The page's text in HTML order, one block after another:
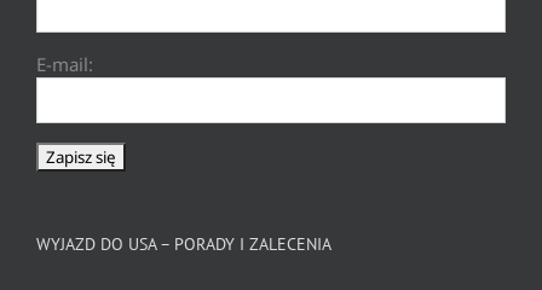
E-mail:
WYJAZD DO USA – PORADY I ZALECENIA